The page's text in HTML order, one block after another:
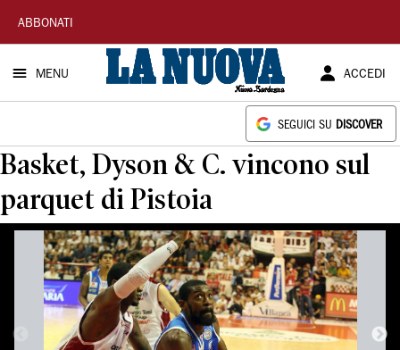
La
Nuova
Sardegna
ABBONATI
MENU ACCEDI
SEGUICI SU DISCOVER
Basket, Dyson & C. vincono sul
parquet di Pistoia